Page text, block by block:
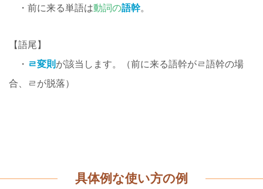
・前に来る単語は動詞の語幹。
【語尾】
・ ㄹ変則が該当します。（前に来る語幹がㄹ語幹の場
合、ㄹが脱落）
具体例な使い方の例